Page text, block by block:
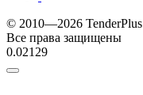
© 2010—2026 TenderPlus
Все права защищены
0.02129